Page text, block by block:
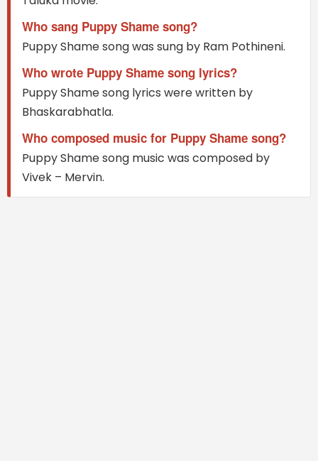
Who sang Puppy Shame song?
Puppy Shame song was sung by Ram Pothineni.
Who wrote Puppy Shame song lyrics?
Puppy Shame song lyrics were written by
Bhaskarabhatla.
Who composed music for Puppy Shame song?
Puppy Shame song music was composed by
Vivek – Mervin.